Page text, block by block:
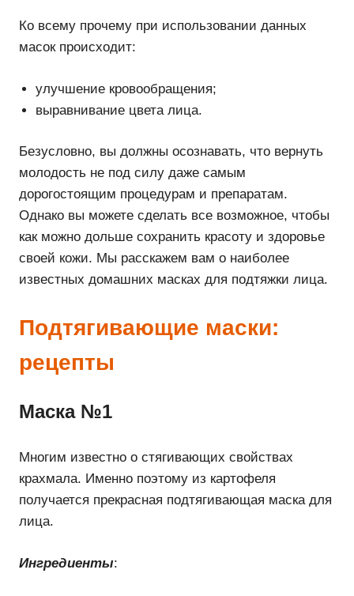
Ко всему прочему при использовании данных
масок происходит:
улучшение кровообращения;
выравнивание цвета лица.
Безусловно, вы должны осознавать, что вернуть
молодость не под силу даже самым
дорогостоящим процедурам и препаратам.
Однако вы можете сделать все возможное, чтобы
как можно дольше сохранить красоту и здоровье
своей кожи. Мы расскажем вам о наиболее
известных домашних масках для подтяжки лица.
Подтягивающие маски:
рецепты
Маска №1
Многим известно о стягивающих свойствах
крахмала. Именно поэтому из картофеля
получается прекрасная подтягивающая маска для
лица.
Ингредиенты: